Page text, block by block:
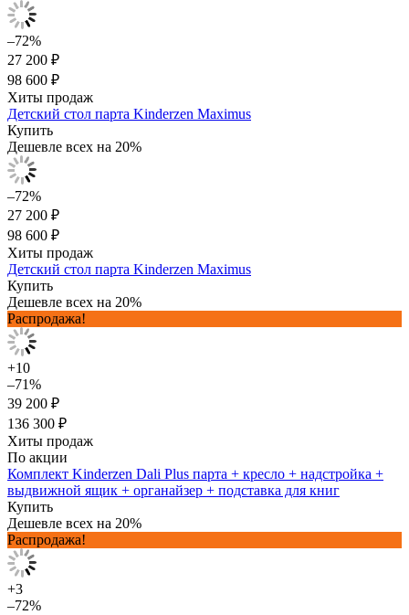
–72%
27 200 ₽
98 600 ₽
Хиты продаж
Детский стол парта Kinderzen Maximus
Купить
Дешевле всех на 20%
–72%
27 200 ₽
98 600 ₽
Хиты продаж
Детский стол парта Kinderzen Maximus
Купить
Дешевле всех на 20%
Распродажа!
+10
–71%
39 200 ₽
136 300 ₽
Хиты продаж
По акции
Комплект Kinderzen Dali Plus парта + кресло + надстройка +
выдвижной ящик + органайзер + подставка для книг
Купить
Дешевле всех на 20%
Распродажа!
+3
–72%